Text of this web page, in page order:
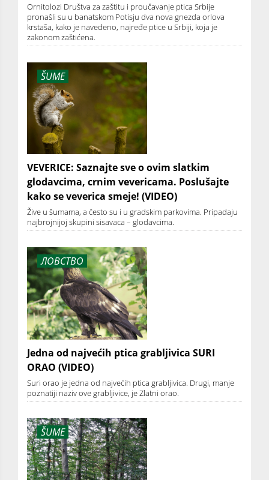
Ornitolozi Društva za zaštitu i proučavanje ptica Srbije
pronašli su u banatskom Potisju dva nova gnezda orlova
krstaša, kako je navedeno, najređe ptice u Srbiji, koja je
zakonom zaštićena.
ŠUME
VEVERICE: Saznajte sve o ovim slatkim
glodavcima, crnim vevericama. Poslušajte
kako se veverica smeje! (VIDEO)
Žive u šumama, a često su i u gradskim parkovima. Pripadaju
najbrojnijoj skupini sisavaca – glodavcima.
ЛОВСТВО
Jedna od najvećih ptica grabljivica SURI
ORAO (VIDEO)
Suri orao je jedna od najvećih ptica grabljivica. Drugi, manje
poznatiji naziv ove grabljivice, je Zlatni orao.
ŠUME